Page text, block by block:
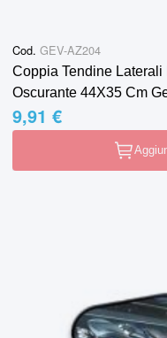
Cod. GEV-AZ204
Coppia Tendine Laterali
Oscurante 44X35 Cm
9,91 €